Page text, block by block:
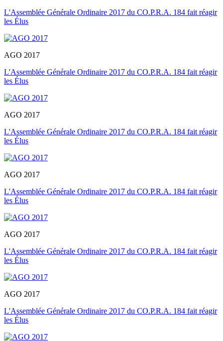
L'Assemblée Générale Ordinaire 2017 du CO.P.R.A. 184 fait réagir
les Élus
AGO 2017
L'Assemblée Générale Ordinaire 2017 du CO.P.R.A. 184 fait réagir
les Élus
AGO 2017
L'Assemblée Générale Ordinaire 2017 du CO.P.R.A. 184 fait réagir
les Élus
AGO 2017
L'Assemblée Générale Ordinaire 2017 du CO.P.R.A. 184 fait réagir
les Élus
AGO 2017
L'Assemblée Générale Ordinaire 2017 du CO.P.R.A. 184 fait réagir
les Élus
AGO 2017
L'Assemblée Générale Ordinaire 2017 du CO.P.R.A. 184 fait réagir
les Élus